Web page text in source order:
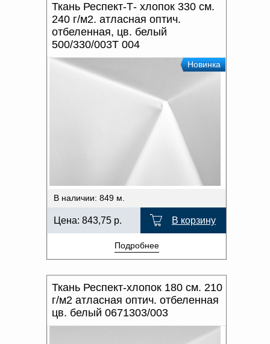
Ткань Респект-Т- хлопок 330 см.
240 г/м2. атласная оптич.
отбеленная, цв. белый
500/330/003Т 004
Новинка
В наличии: 849 м.
Цена: 843,75 р. В корзину
Подробнее
Ткань Респект-хлопок 180 см. 210
г/м2 атласная оптич. отбеленная
цв. белый 0671303/003